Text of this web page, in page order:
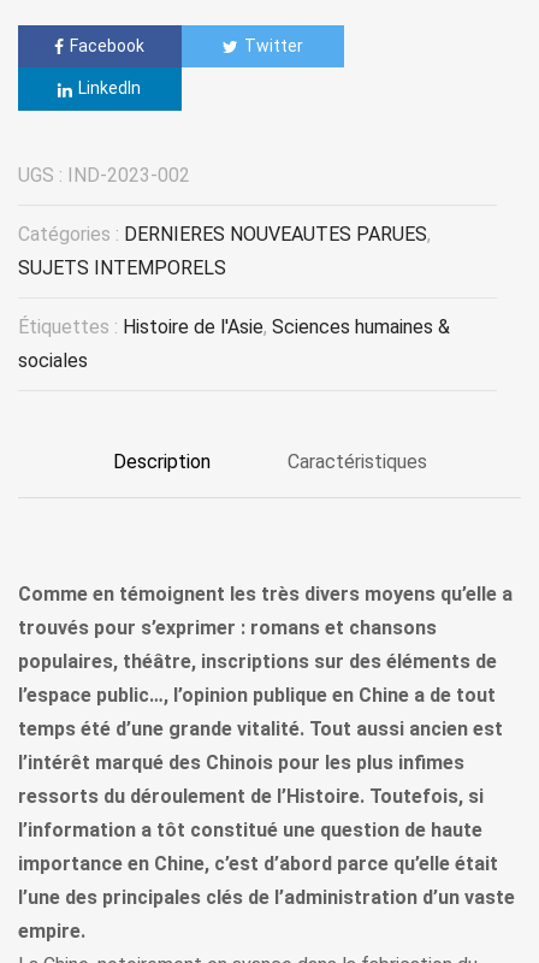
Facebook Twitter
LinkedIn
UGS : IND-2023-002
Catégories : DERNIERES NOUVEAUTES PARUES,
SUJETS INTEMPORELS
Étiquettes : Histoire de l'Asie, Sciences humaines &
sociales
Description Caractéristiques
Comme en témoignent les très divers moyens qu’elle a
trouvés pour s’exprimer : romans et chansons
populaires, théâtre, inscriptions sur des éléments de
l’espace public…, l’opinion publique en Chine a de tout
temps été d’une grande vitalité. Tout aussi ancien est
l’intérêt marqué des Chinois pour les plus infimes
ressorts du déroulement de l’Histoire. Toutefois, si
l’information a tôt constitué une question de haute
importance en Chine, c’est d’abord parce qu’elle était
l’une des principales clés de l’administration d’un vaste
empire.